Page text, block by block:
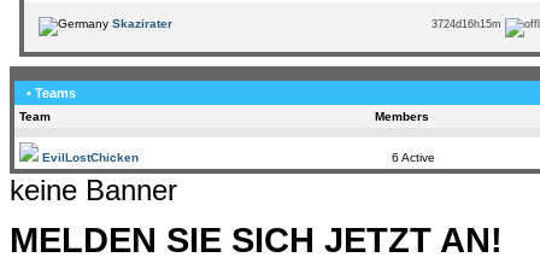
Skazirater 3724d16h15m
• Teams
Team Members
EvilLostChicken 6 Active
keine Banner
MELDEN SIE SICH JETZT AN!